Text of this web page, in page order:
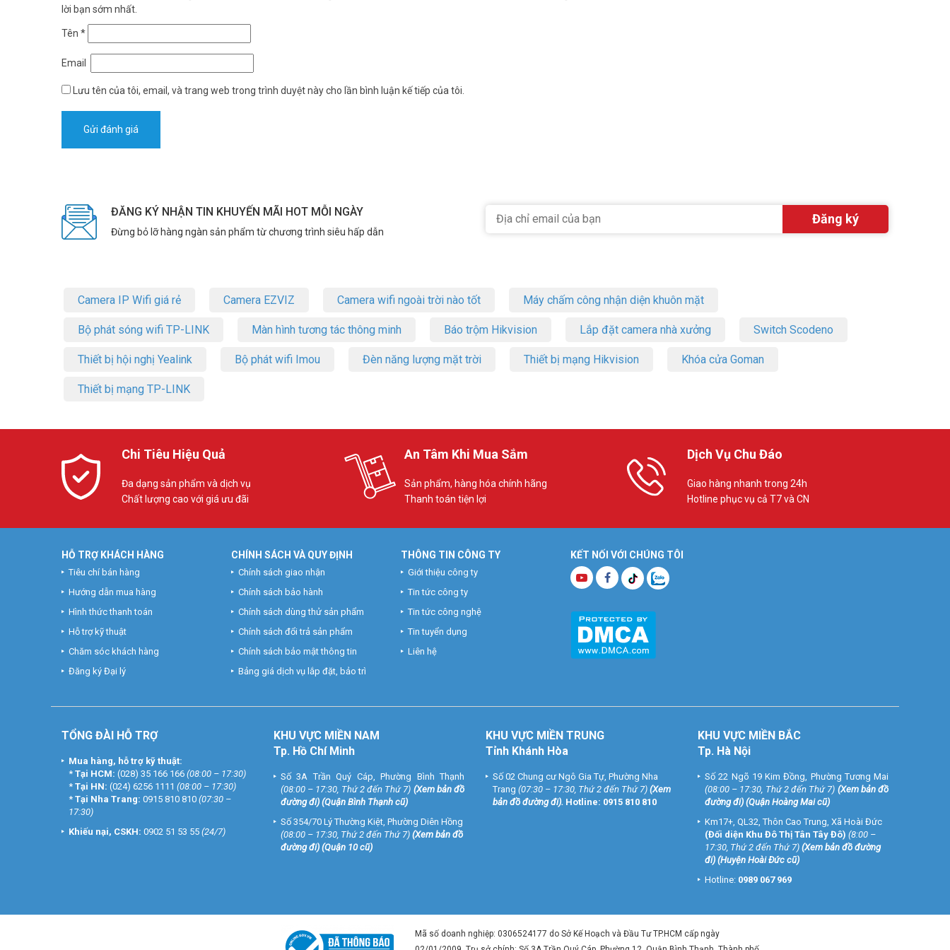
lời bạn sớm nhất.
Tên *
Email
Lưu tên của tôi, email, và trang web trong trình duyệt này cho lần bình luận kế tiếp của tôi.
ĐĂNG KÝ NHẬN TIN KHUYẾN MÃI HOT MỖI NGÀY
Đừng bỏ lỡ hàng ngàn sản phẩm từ chương trình siêu hấp dẫn
Camera IP Wifi giá rẻ Camera EZVIZ Camera wifi ngoài trời nào tốt Máy chấm công nhận diện khuôn mặt
Bộ phát sóng wifi TP-LINK Màn hình tương tác thông minh Báo trộm Hikvision Lắp đặt camera nhà xưởng Switch Scodeno
Thiết bị hội nghị Yealink Bộ phát wifi Imou Đèn năng lượng mặt trời Thiết bị mạng Hikvision Khóa cửa Goman
Thiết bị mạng TP-LINK
Chi Tiêu Hiệu Quả
Đa dạng sản phẩm và dịch vụ
Chất lượng cao với giá ưu đãi
An Tâm Khi Mua Sắm
Sản phẩm, hàng hóa chính hãng
Thanh toán tiện lợi
Dịch Vụ Chu Đáo
Giao hàng nhanh trong 24h
Hotline phục vụ cả T7 và CN
KẾT NỐI VỚI CHÚNG TÔI
HỖ TRỢ KHÁCH HÀNG
Tiêu chí bán hàng
Hướng dẫn mua hàng
Hình thức thanh toán
Hỗ trợ kỹ thuật
Chăm sóc khách hàng
Đăng ký Đại lý
CHÍNH SÁCH VÀ QUY ĐỊNH
Chính sách giao nhận
Chính sách bảo hành
Chính sách dùng thử sản phẩm
Chính sách đổi trả sản phẩm
Chính sách bảo mật thông tin
Bảng giá dịch vụ lắp đặt, bảo trì
THÔNG TIN CÔNG TY
Giới thiệu công ty
Tin tức công ty
Tin tức công nghệ
Tin tuyển dụng
Liên hệ
TỔNG ĐÀI HỖ TRỢ
Mua hàng, hỗ trợ kỹ thuật:
* Tại HCM: (028) 35 166 166 (08:00 – 17:30)
* Tại HN: (024) 6256 1111 (08:00 – 17:30)
* Tại Nha Trang: 0915 810 810 (07:30 –
17:30)
Khiếu nại, CSKH: 0902 51 53 55 (24/7)
KHU VỰC MIỀN NAM
Tp. Hồ Chí Minh
Số 3A Trần Quý Cáp, Phường Bình Thạnh
(08:00 – 17:30, Thứ 2 đến Thứ 7) (Xem bản đồ
đường đi) (Quận Bình Thạnh cũ)
Số 354/70 Lý Thường Kiệt, Phường Diên Hồng
(08:00 – 17:30, Thứ 2 đến Thứ 7) (Xem bản đồ
đường đi) (Quận 10 cũ)
KHU VỰC MIỀN TRUNG
Tỉnh Khánh Hòa
Số 02 Chung cư Ngô Gia Tự, Phường Nha
Trang (07:30 – 17:30, Thứ 2 đến Thứ 7) (Xem
bản đồ đường đi). Hotline: 0915 810 810
KHU VỰC MIỀN BẮC
Tp. Hà Nội
Số 22 Ngõ 19 Kim Đồng, Phường Tương Mai
(08:00 – 17:30, Thứ 2 đến Thứ 7) (Xem bản đồ
đường đi) (Quận Hoàng Mai cũ)
Km17+, QL32, Thôn Cao Trung, Xã Hoài Đức
(Đối diện Khu Đô Thị Tân Tây Đô) (8:00 –
17:30, Thứ 2 đến Thứ 7) (Xem bản đồ đường
đi) (Huyện Hoài Đức cũ)
Hotline: 0989 067 969
Mã số doanh nghiệp: 0306524177 do Sở Kế Hoạch và Đầu Tư TP.HCM cấp ngày